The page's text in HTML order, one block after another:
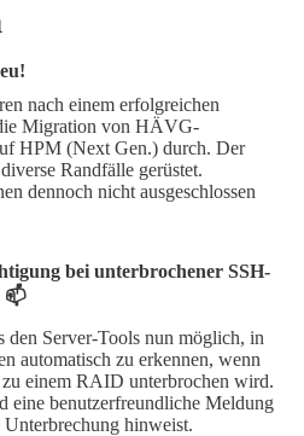
nach einem erfolgreichen
Migration von HÄVG-
HPM (Next Gen.) durch. Der
Randfälle gerüstet.
dennoch nicht ausgeschlossen
bei unterbrochener SSH-
📫
den Server-Tools nun möglich, in
automatisch zu erkennen, wenn
einem RAID unterbrochen wird.
eine benutzerfreundliche Meldung
hinweist.